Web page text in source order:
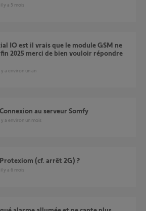
il y a 5 mois
2025 merci de bien vouloir répondre
il y a environ un an
au serveur Somfy
il y a environ un mois
Protexiom (cf. arrêt 2G) ?
il y a 6 mois